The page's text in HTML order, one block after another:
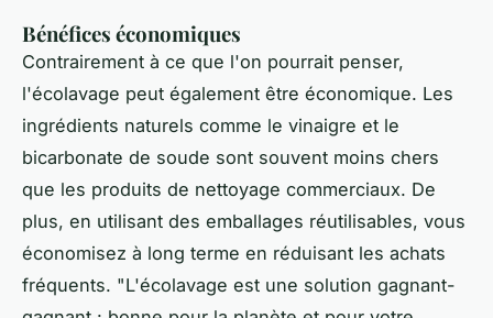
Bénéfices économiques
Contrairement à ce que l'on pourrait penser,
l'écolavage peut également être économique. Les
ingrédients naturels comme le vinaigre et le
bicarbonate de soude sont souvent moins chers
que les produits de nettoyage commerciaux. De
plus, en utilisant des emballages réutilisables, vous
économisez à long terme en réduisant les achats
fréquents. "L'écolavage est une solution gagnant-